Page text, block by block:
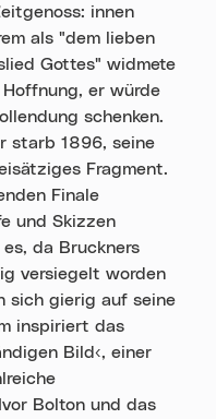
innen
als "dem lieben
Gottes" widmete
er würde
schenken.
starb 1896, seine
Fragment.
Finale
und Skizzen
da Bruckners
versiegelt worden
sich gierig auf seine
inspiriert das
Bild‹, einer
Bolton und das